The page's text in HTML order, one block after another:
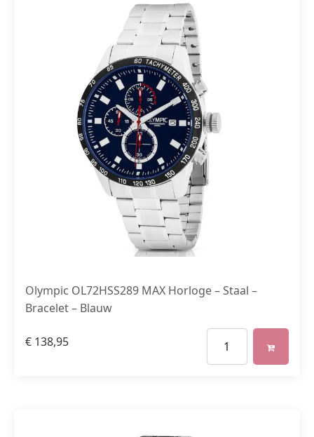
Olympic OL72HSS289 MAX Horloge – Staal –
Bracelet – Blauw
€ 138,95